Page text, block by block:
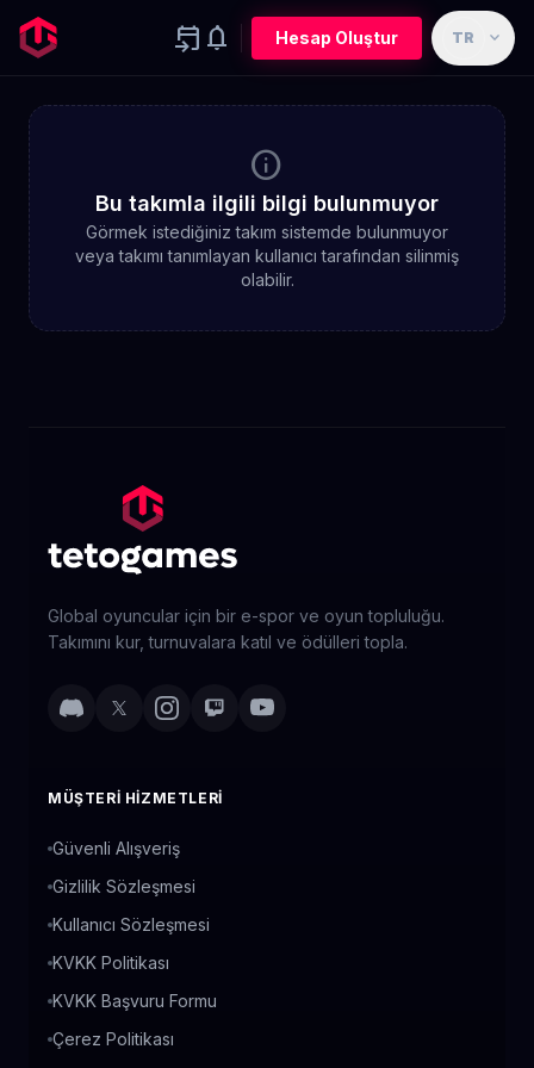
event_upcoming notifications Hesap Oluştur TR expand_more
info
Bu takımla ilgili bilgi bulunmuyor
Görmek istediğiniz takım sistemde bulunmuyor
veya takımı tanımlayan kullanıcı tarafından silinmiş
olabilir.
Global oyuncular için bir e-spor ve oyun topluluğu.
Takımını kur, turnuvalara katıl ve ödülleri topla.
MÜŞTERI HIZMETLERI
Güvenli Alışveriş
Gizlilik Sözleşmesi
Kullanıcı Sözleşmesi
KVKK Politikası
KVKK Başvuru Formu
Çerez Politikası